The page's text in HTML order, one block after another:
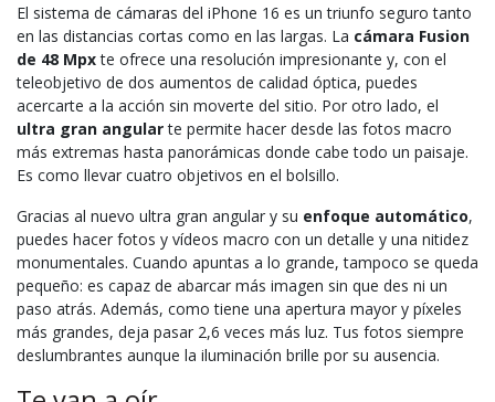
El sistema de cámaras del iPhone 16 es un triunfo seguro tanto
en las distancias cortas como en las largas. La cámara Fusion
de 48 Mpxte ofrece una resolución impresionante y, con el
teleobjetivo de dos aumentos de calidad óptica, puedes
acercarte a la acción sin moverte del sitio. Por otro lado, el
ultra gran angularte permite hacer desde las fotos macro
más extremas hasta panorámicas donde cabe todo un paisaje.
Es como llevar cuatro objetivos en el bolsillo.
Gracias al nuevo ultra gran angular y su enfoque automático,
puedes hacer fotos y vídeos macro con un detalle y una nitidez
monumentales. Cuando apuntas a lo grande, tampoco se queda
pequeño: es capaz de abarcar más imagen sin que des ni un
paso atrás. Además, como tiene una apertura mayor y píxeles
más grandes, deja pasar 2,6 veces más luz. Tus fotos siempre
deslumbrantes aunque la iluminación brille por su ausencia.